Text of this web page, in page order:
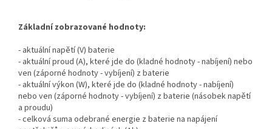
Základní zobrazované hodnoty:
- aktuální napětí (V) baterie
- aktuální proud (A), které jde do (kladné hodnoty - nabíjení) nebo
ven (záporné hodnoty - vybíjení) z baterie
- aktuální výkon (W), které jde do (kladné hodnoty - nabíjení)
nebo ven (záporné hodnoty - vybíjení) z baterie (násobek napětí
a proudu)
- celková suma odebrané energie z baterie na napájení